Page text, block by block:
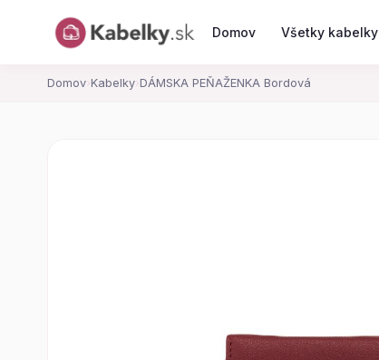
Domov Všetky kabelky
Domov› Kabelky› DÁMSKA PEŇAŽENKA Bordová